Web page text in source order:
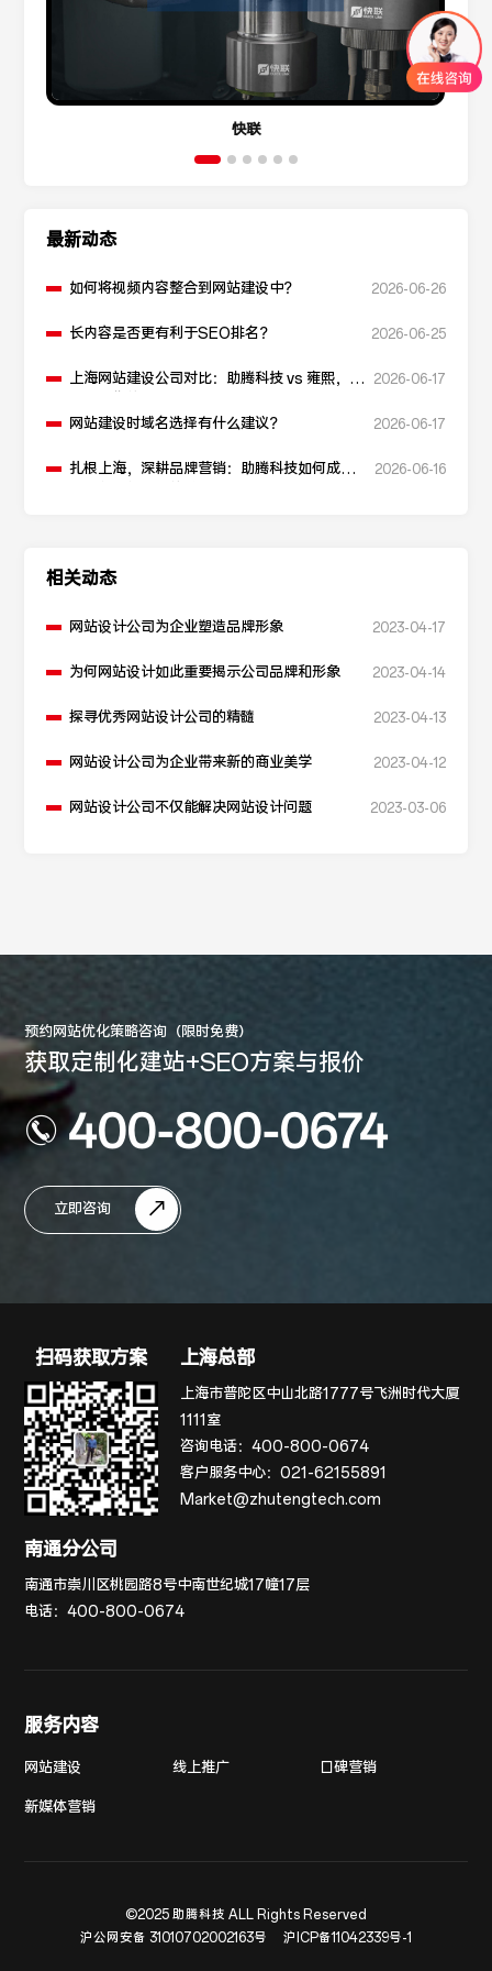
快联
最新动态
如何将视频内容整合到网站建设中？ 2026-06-26
长内容是否更有利于SEO排名？ 2026-06-25
上海网站建设公司对比：助腾科技 vs 雍熙，如
2026-06-17
网站建设时域名选择有什么建议？ 2026-06-17
扎根上海，深耕品牌营销：助腾科技如何成为
2026-06-16
相关动态
网站设计公司为企业塑造品牌形象 2023-04-17
为何网站设计如此重要揭示公司品牌和形象 2023-04-14
探寻优秀网站设计公司的精髓 2023-04-13
网站设计公司为企业带来新的商业美学 2023-04-12
网站设计公司不仅能解决网站设计问题 2023-03-06
预约网站优化策略咨询（限时免费）
获取定制化建站+SEO方案与报价
400-800-0674
立即咨询
扫码获取方案 上海总部
上海市普陀区中山北路1777号飞洲时代大厦
1111室
咨询电话：400-800-0674
客户服务中心：021-62155891
Market@zhutengtech.com
南通分公司
南通市崇川区桃园路8号中南世纪城17幢17层
电话：400-800-0674
服务内容
网站建设 线上推广 口碑营销
新媒体营销
©2025 助腾科技 ALL Rights Reserved
沪公网安备 31010702002163号
沪ICP备11042339号-1